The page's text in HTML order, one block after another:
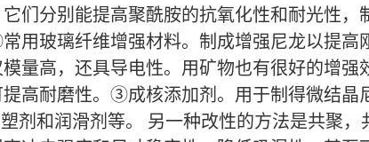
们分别能提高聚酰胺的抗氧化性和耐光性，
用玻璃纤维增强材料。制成增强尼龙以提高
量高，还具导电性。用矿物也有很好的增
高耐磨性。③成核添加剂。用于制得微结晶
剂和润滑剂等。 另一种改性的方法是共聚